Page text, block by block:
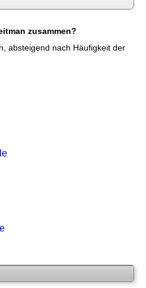
zusammen?
absteigend nach Häufigkeit der